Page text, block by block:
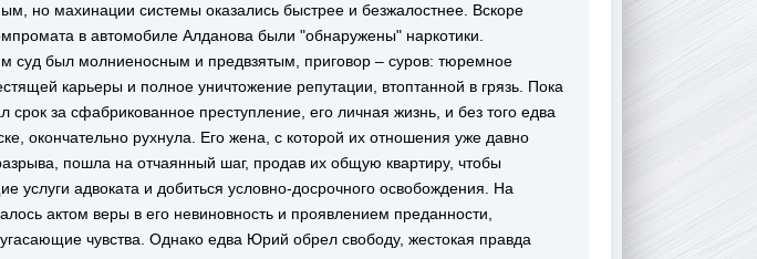
но махинации системы оказались быстрее и безжалостнее. Вскоре
в автомобиле Алданова были "обнаружены" наркотики.
суд был молниеносным и предвзятым, приговор – суров: тюремное
карьеры и полное уничтожение репутации, втоптанной в грязь. Пока
за сфабрикованное преступление, его личная жизнь, и без того едва
окончательно рухнула. Его жена, с которой их отношения уже давно
пошла на отчаянный шаг, продав их общую квартиру, чтобы
услуги адвоката и добиться условно-досрочного освобождения. На
актом веры в его невиновность и проявлением преданности,
чувства. Однако едва Юрий обрел свободу, жестокая правда